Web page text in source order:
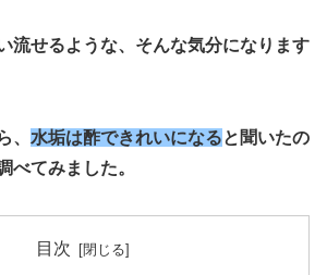
流せるような、そんな気分になります
、 水垢は酢できれいになると聞いたの
べてみました。
目次